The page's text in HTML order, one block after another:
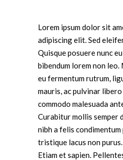
Lorem ipsum dolor sit
adipiscing elit. Sed
Quisque posuere nunc
bibendum lorem non
eu fermentum rutrum,
mauris, ac pulvinar libero
commodo malesuada
Curabitur mollis semper
nibh a felis
tristique lacus non
Etiam et sapien.